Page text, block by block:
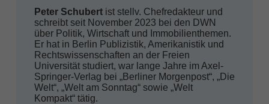
Peter Schubert ist stellv. Chefredakteur und
schreibt seit November 2023 bei den DWN
über Politik, Wirtschaft und Immobilienthemen.
Er hat in Berlin Publizistik, Amerikanistik und
Rechtswissenschaften an der Freien
Universität studiert, war lange Jahre im Axel-
Springer-Verlag bei „Berliner Morgenpost“, „Die
Welt“, „Welt am Sonntag“ sowie „Welt
Kompakt“ tätig.